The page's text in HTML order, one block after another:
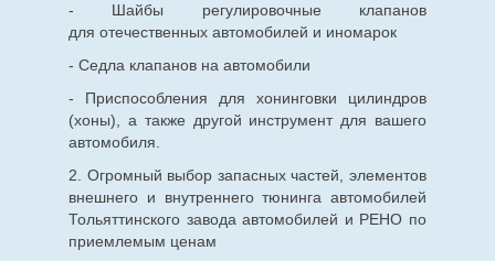
- Шайбы регулировочные клапанов
для отечественныхавтомобилей и иномарок
- Седла клапанов на автомобили
- Приспособления для хонинговки цилиндров
(хоны), а также другой инструмент для вашего
автомобиля.
2. Огромный выбор запасных частей, элементов
внешнего и внутреннего тюнинга автомобилей
Тольяттинского завода автомобилей и РЕНО по
приемлемым ценам